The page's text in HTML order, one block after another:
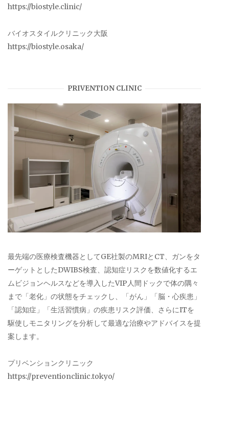
https://biostyle.clinic/
バイオスタイルクリニック大阪
https://biostyle.osaka/
PRIVENTION CLINIC
最先端の医療検査機器としてGE社製のMRIとCT、ガンをタ
ーゲットとしたDWIBS検査、認知症リスクを数値化するエ
ムビジョンヘルスなどを導入したVIP人間ドックで体の隅々
まで「老化」の状態をチェックし、「がん」「脳・心疾患」
「認知症」「生活習慣病」の疾患リスク評価、さらにITを
駆使しモニタリングを分析して最適な治療やアドバイスを提
案します。
プリベンションクリニック
https://preventionclinic.tokyo/